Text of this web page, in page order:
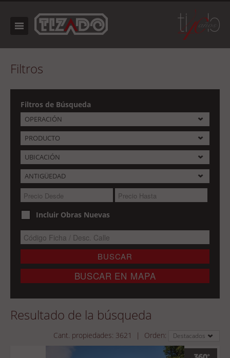
Resultado de la búsqueda
Cant. propiedades: 3621 | Orden: Destacados
Filtros
Filtros de Búsqueda
OPERACIÓN
PRODUCTO
UBICACIÓN
ANTIGÜEDAD
Incluir Obras Nuevas